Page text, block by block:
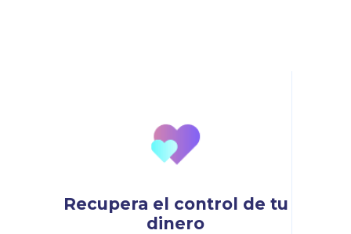
Recupera el control de tu
dinero